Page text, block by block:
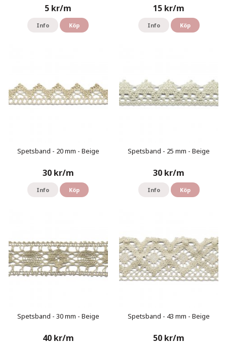
5 kr/m
Info Köp
15 kr/m
Info Köp
Spetsband - 20 mm - Beige
30 kr/m
Info Köp
Spetsband - 25 mm - Beige
30 kr/m
Info Köp
Spetsband - 30 mm - Beige
40 kr/m
Spetsband - 43 mm - Beige
50 kr/m